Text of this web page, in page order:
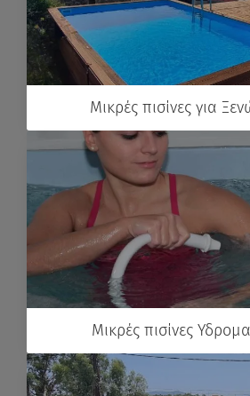
Μικρές πισίνες για
Μικρές πισίνες